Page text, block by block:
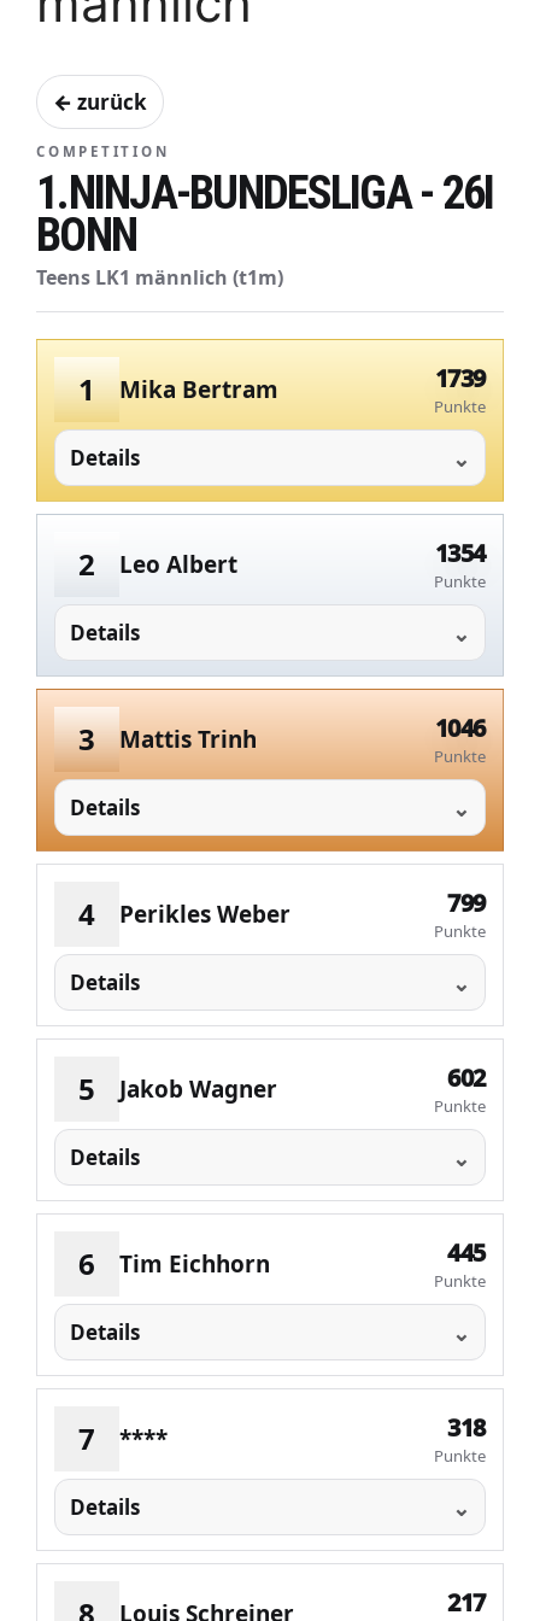
← zurück
COMPETITION
1.NINJA-BUNDESLIGA - 26I
BONN
Teens LK1 männlich (t1m)
1 Mika Bertram 1739
Punkte
Details
2 Leo Albert 1354
Punkte
Details
3 Mattis Trinh 1046
Punkte
Details
4 Perikles Weber 799
Punkte
Details
5 Jakob Wagner 602
Punkte
Details
6 Tim Eichhorn 445
Punkte
Details
7 **** 318
Punkte
Details
Louis Schreiner 217